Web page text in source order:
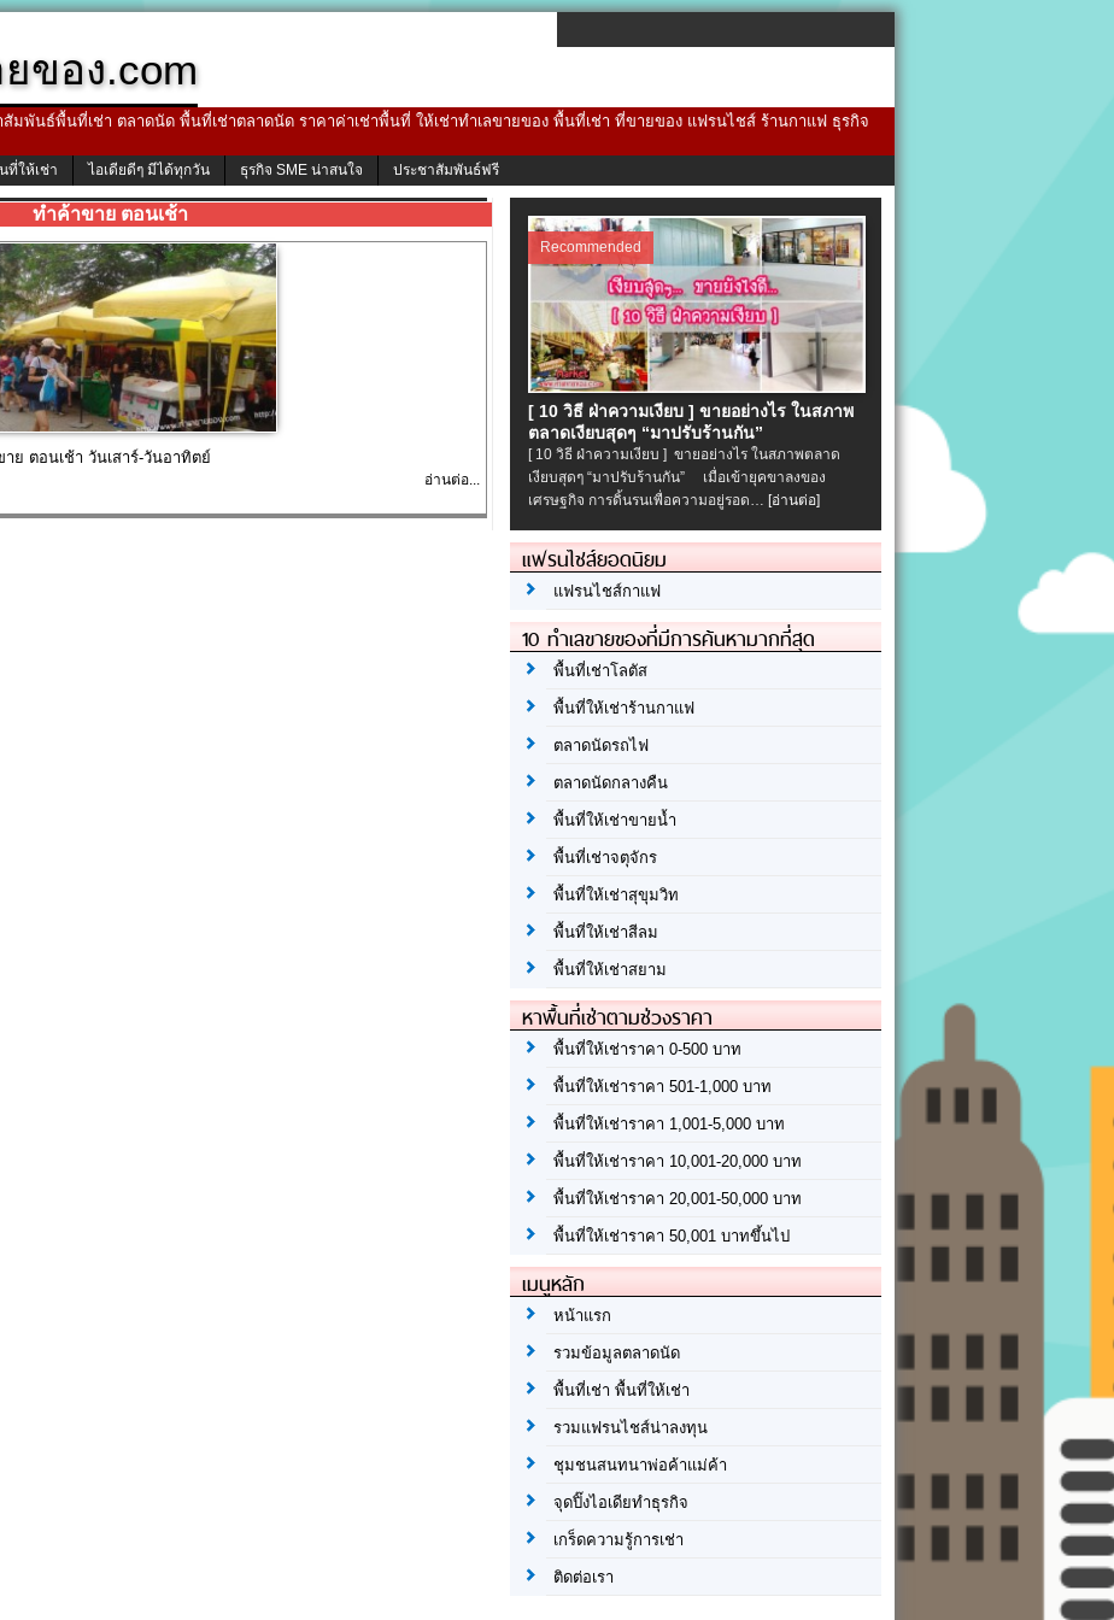
ของ.com
มพันธ์พื้นที่เช่า ตลาดนัด พื้นที่เช่าตลาดนัด ราคาค่าเช่าพื้นที่ ให้เช่าทำเลขายของ พื้นที่เช่า ที่ขายของ แฟรนไชส์ ร้านกาแฟ ธุรกิจ
ที่ให้เช่า ไอเดียดีๆ มีได้ทุกวัน ธุรกิจ SME น่าสนใจ ประชาสัมพันธ์ฟรี
ทำค้าขาย ตอนเช้า
ย ตอนเช้า วันเสาร์-วันอาทิตย์
อ่านต่อ...
Recommended
[ 10 วิธี ฝ่าความเงียบ ] ขายอย่างไร ในสภาพ
ตลาดเงียบสุดๆ “มาปรับร้านกัน”
[ 10 วิธี ฝ่าความเงียบ ] ขายอย่างไร ในสภาพตลาด
เงียบสุดๆ “มาปรับร้านกัน” เมื่อเข้ายุคขาลงของ
เศรษฐกิจ การดิ้นรนเพื่อความอยู่รอด… [อ่านต่อ]
แฟรนไชส์ยอดนิยม
แฟรนไชส์กาแฟ
10 ทำเลขายของที่มีการค้นหามากที่สุด
พื้นที่เช่าโลตัส
พื้นที่ให้เช่าร้านกาแฟ
ตลาดนัดรถไฟ
ตลาดนัดกลางคืน
พื้นที่ให้เช่าขายน้ำ
พื้นที่เช่าจตุจักร
พื้นที่ให้เช่าสุขุมวิท
พื้นที่ให้เช่าสีลม
พื้นที่ให้เช่าสยาม
หาพื้นที่เช่าตามช่วงราคา
พื้นที่ให้เช่าราคา 0-500 บาท
พื้นที่ให้เช่าราคา 501-1,000 บาท
พื้นที่ให้เช่าราคา 1,001-5,000 บาท
พื้นที่ให้เช่าราคา 10,001-20,000 บาท
พื้นที่ให้เช่าราคา 20,001-50,000 บาท
พื้นที่ให้เช่าราคา 50,001 บาทขึ้นไป
เมนูหลัก
หน้าแรก
รวมข้อมูลตลาดนัด
พื้นที่เช่า พื้นที่ให้เช่า
รวมแฟรนไชส์น่าลงทุน
ชุมชนสนทนาพ่อค้าแม่ค้า
จุดปิ๊งไอเดียทำธุรกิจ
เกร็ดความรู้การเช่า
ติดต่อเรา